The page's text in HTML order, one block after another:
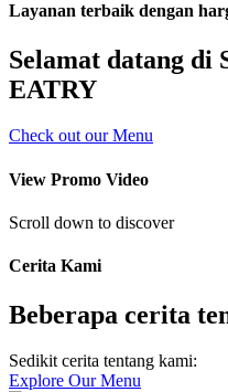
Layanan terbaik dengan
Selamat datang
EATRY
Check out our Menu
View Promo Video
Scroll down to discover
Cerita Kami
Beberapa cerita
Sedikit cerita tentang kami:
Explore Our Menu